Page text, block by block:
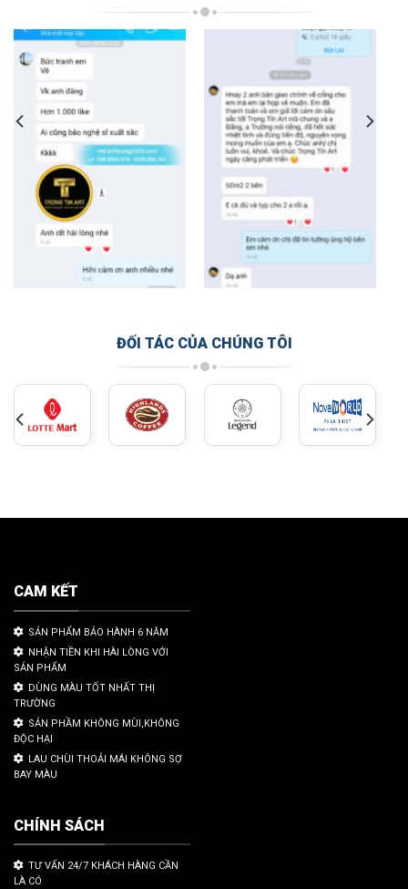
ĐỐI TÁC CỦA CHÚNG TÔI
CAM KẾT
SẢN PHẨM BẢO HÀNH 6 NĂM
NHẬN TIỀN KHI HÀI LÒNG VỚI
SẢN PHẨM
DÙNG MÀU TỐT NHẤT THỊ
TRƯỜNG
SẢN PHẦM KHÔNG MÙI,KHÔNG
ĐỘC HẠI
LAU CHÙI THOẢI MÁI KHÔNG SỢ
BAY MÀU
CHÍNH SÁCH
TƯ VẤN 24/7 KHÁCH HÀNG CẦN
LÀ CÓ